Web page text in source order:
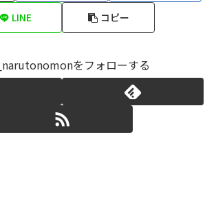
LINE コピー
をフォローする